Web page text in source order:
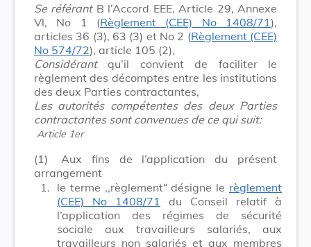
Se référantB l’Accord EEE, Article 29, Annexe
Vl, No 1 (Règlement (CEE) No 1408/71 ),
articles 36 (3), 63 (3) et No 2 (Règlement (CEE)
No 574/72), article 105 (2),
Considérantqu’il convient de faciliter le
règlement des décomptes entre les institutions
des deux Parties contractantes,
Les autorités compétentes des deux Parties
contractantes sont convenues de ce qui suit:
Article 1er
(1)
Aux fins de l’application du présent
arrangement
1. le terme ,,règlement“ désigne le règlement
(CEE) No 1408/71
du Conseil relatif à
l’application des régimes de sécurité
sociale aux travailleurs salariés, aux
travailleurs non salariés et aux membres